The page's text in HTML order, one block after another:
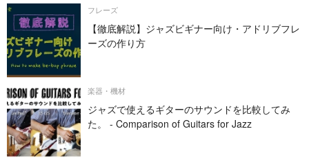
フレーズ
【徹底解説】ジャズビギナー向け・アドリブフレ
ーズの作り方
楽器・機材
ジャズで使えるギターのサウンドを比較してみ
た。 - Comparison of Guitars for Jazz